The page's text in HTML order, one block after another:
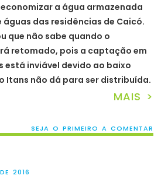
a água armazenada
águas das residências de Caicó.
que não sabe quando o
retomado, pois a captação em
está inviável devido ao baixo
Itans não dá para ser distribuída.
MAIS >
SEJA O PRIMEIRO A COMENTAR
2016